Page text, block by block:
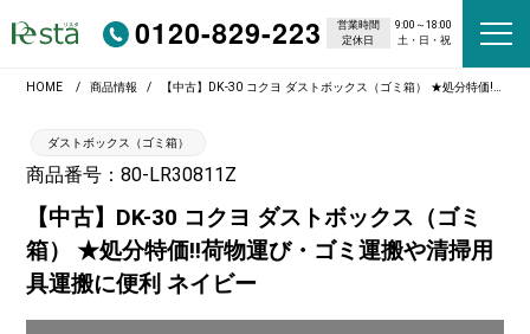
0120-829-223 営業時間
9:00～18:00
定休日
土・日・祝
HOME 商品情報 【中古】DK-30 コクヨ ダストボックス（ゴミ箱） ★処分特価!!荷物運び・ゴミ運搬や清掃用具運搬に便利 ネイビー
ダストボックス（ゴミ箱）
商品番号：80-LR30811Z
【中古】DK-30 コクヨ ダストボックス（ゴミ
箱） ★処分特価!!荷物運び・ゴミ運搬や清掃用
具運搬に便利 ネイビー